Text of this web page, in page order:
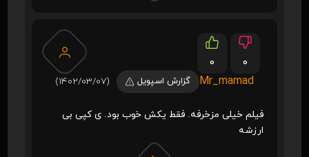
0
0
Mr_mamad
گزارش اسپویل (1402/03/07)
فیلم خیلی مزخرفه. فقط یکش خوب بود. ی کپی بی
ارزشه